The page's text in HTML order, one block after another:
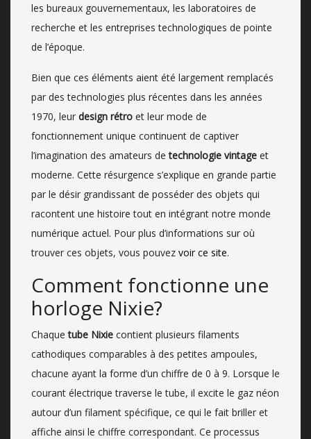
les bureaux gouvernementaux, les laboratoires de
recherche et les entreprises technologiques de pointe
de l’époque.
Bien que ces éléments aient été largement remplacés
par des technologies plus récentes dans les années
1970, leur design rétro et leur mode de
fonctionnement unique continuent de captiver
l’imagination des amateurs detechnologie vintage et
moderne. Cette résurgence s’explique en grande partie
par le désir grandissant de posséder des objets qui
racontent une histoire tout en intégrant notre monde
numérique actuel. Pour plus d’informations sur où
trouver ces objets, vous pouvez voir ce site.
Comment fonctionne une
horloge Nixie?
Chaquetube Nixie contient plusieurs filaments
cathodiques comparables à des petites ampoules,
chacune ayant la forme d’un chiffre de 0 à 9. Lorsque le
courant électrique traverse le tube, il excite le gaz néon
autour d’un filament spécifique, ce qui le fait briller et
affiche ainsi le chiffre correspondant. Ce processus